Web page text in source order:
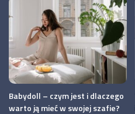
Babydoll – czym jest i dlaczego
warto ją mieć w swojej szafie?